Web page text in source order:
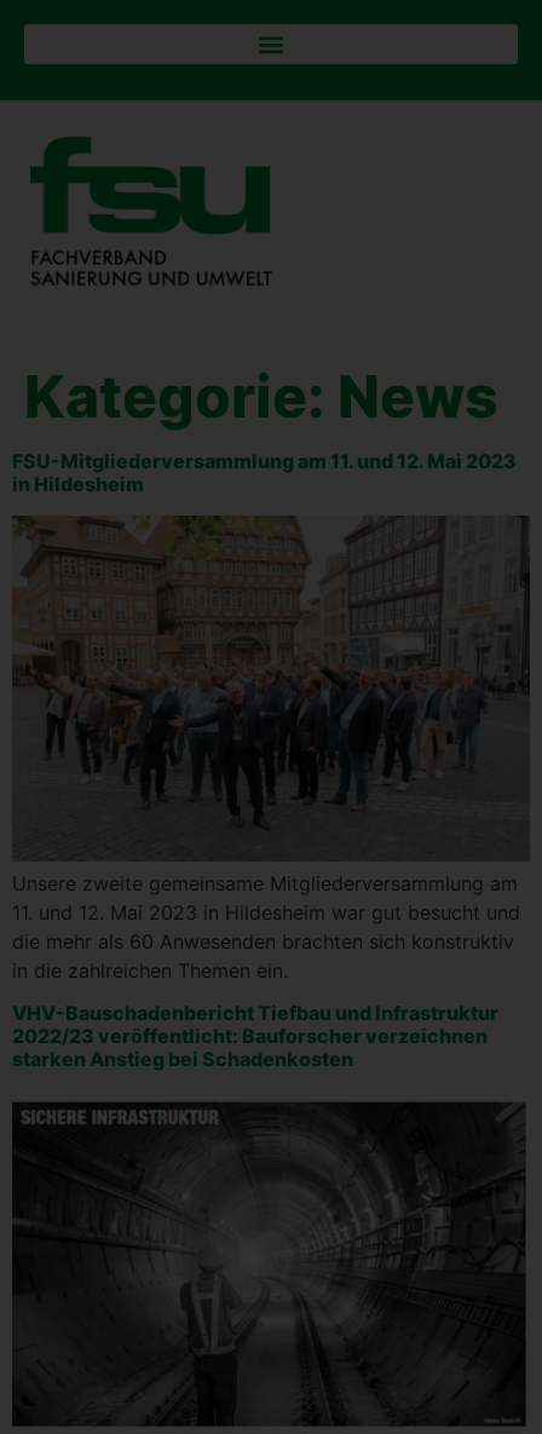
Kategorie: News
FSU-Mit­glie­der­ver­samm­lung am 11. und 12. Mai 2023
in Hildesheim
Unse­re zwei­te gemein­sa­me Mit­glie­der­ver­samm­lung am
11. und 12. Mai 2023 in Hil­des­heim war gut besucht und
die mehr als 60 Anwe­sen­den brach­ten sich kon­struk­tiv
in die zahl­rei­chen The­men ein.
VHV-Bau­scha­den­be­richt Tief­bau und Infra­struk­tur
2022/23 ver­öf­fent­licht: Bau­for­scher ver­zeich­nen
star­ken Anstieg bei Schadenkosten